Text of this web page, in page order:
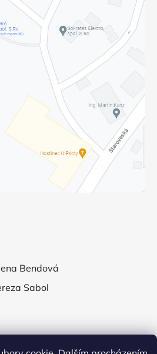
Bendová
Sabol